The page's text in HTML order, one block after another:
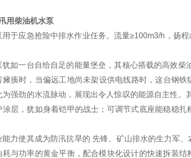
用柴油机水泵
于应急抢险中排水作业任务。流量≥100m3/h，扬
如一台自给自足的能量堡垒，其核心搭载的高效
瘫痪时，当偏远工地尚未架设供电线路时，这台钢
强劲的水流脉动，展现出令人惊叹的能源自主性
涂层，犹如身着铠甲的战士；可调节式底座能稳稳
力使其成为防汛抗旱的 先锋、矿山排水的生力军
耗与功率的黄金平衡，配合模块化设计的快速拆装